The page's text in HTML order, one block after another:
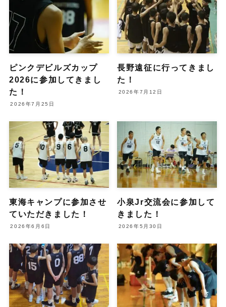
ピンクデビルズカップ
2026に参加してきまし
た！
2026年7月25日
長野遠征に行ってきまし
た！
2026年7月12日
東海キャンプに参加させ
ていただきました！
2026年6月6日
小泉Jr交流会に参加して
きました！
2026年5月30日